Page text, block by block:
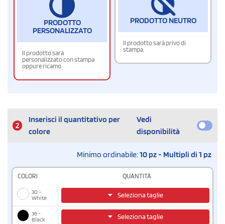
PRODOTTO
PERSONALIZZATO
Il prodotto sarà
personalizzato con stampa
oppure ricamo
PRODOTTO NEUTRO
Il prodotto sarà privo di
stampa.
2
Inserisci il quantitativo per
colore
Vedi
disponibilità
Minimo ordinabile:10 pz - Multipli di 1 pz
COLORI QUANTITÀ
30 -
White
Seleziona taglie
36 -
Black
Seleziona taglie